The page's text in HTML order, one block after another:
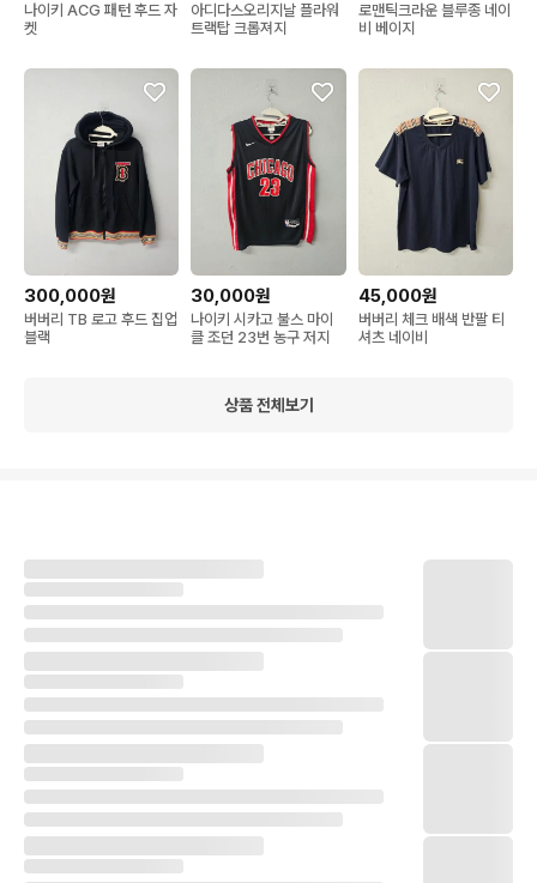
나이키 ACG 패턴 후드 자
켓
아디다스오리지날 플라워
트랙탑 크롭져지
로맨틱크라운 블루종 네이
비 베이지
300,000원
버버리 TB 로고 후드 집업
블랙
30,000원
나이키 시카고 불스 마이
클 조던 23번 농구 저지
45,000원
버버리 체크 배색 반팔 티
셔츠 네이비
상품 전체보기